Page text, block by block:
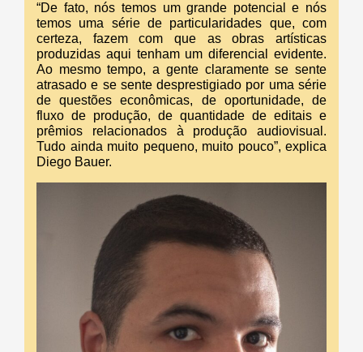
“De fato, nós temos um grande potencial e nós
temos uma série de particularidades que, com
certeza, fazem com que as obras artísticas
produzidas aqui tenham um diferencial evidente.
Ao mesmo tempo, a gente claramente se sente
atrasado e se sente desprestigiado por uma série
de questões econômicas, de oportunidade, de
fluxo de produção, de quantidade de editais e
prêmios relacionados à produção audiovisual.
Tudo ainda muito pequeno, muito pouco”, explica
Diego Bauer.